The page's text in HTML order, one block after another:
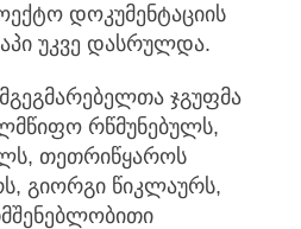
დოკუმენტაციის
უკვე დასრულდა.
ჯგუფმა
რწმუნებულს,
თეთრიწყაროს
გიორგი წიკლაურს,